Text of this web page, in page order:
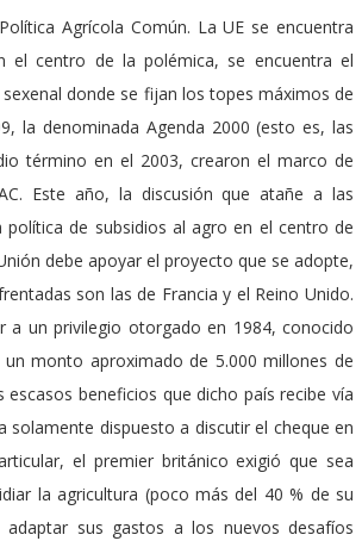
Agrícola Común. La UE se encuentra
el centro de la polémica, se encuentra el
donde se fijan los topes máximos de
la denominada Agenda 2000 (esto es, las
término en el 2003, crearon el marco de
Este año, la discusión que atañe a las
de subsidios al agro en el centro de
debe apoyar el proyecto que se adopte,
son las de Francia y el Reino Unido.
a un privilegio otorgado en 1984, conocido
monto aproximado de 5.000 millones de
beneficios que dicho país recibe vía
solamente dispuesto a discutir el cheque en
el premier británico exigió que sea
la agricultura (poco más del 40 % de su
sus gastos a los nuevos desafíos